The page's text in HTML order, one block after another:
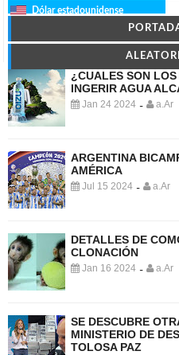
Dólar estadounidense
¿CUALES SON
INGERIR AGUA
Jan 24 2024 - a.Ar
ARGENTINA
AMÉRICA
Jul 15 2024 - a.Ar
DETALLES DE
CLONACIÓN
Jan 16 2024 - a.Ar
SE DESCUBRE
MINISTERIO DE
TOLOSA PAZ